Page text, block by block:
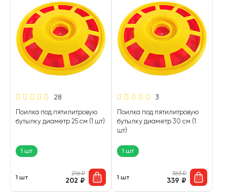
28
Поилка под пятилитровую
бутылку диаметр 25 см (1 шт)
1 шт
1 шт
216₽
202 ₽
3
Поилка под пятилитровую
бутылку диаметр 30 см (1
шт)
1 шт
1 шт
363₽
339 ₽